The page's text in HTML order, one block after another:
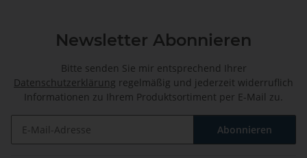
Newsletter Abonnieren
Bitte senden Sie mir entsprechend Ihrer
Datenschutzerklärung regelmäßig und jederzeit widerruflich
Informationen zu Ihrem Produktsortiment per E-Mail zu.
Abonnieren